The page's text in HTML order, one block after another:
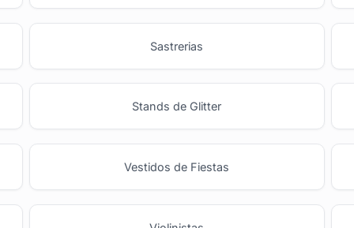
Sastrerias
Stands de Glitter
Vestidos de Fiestas